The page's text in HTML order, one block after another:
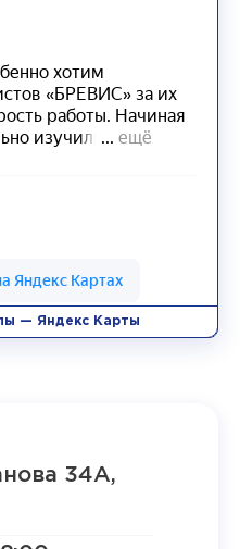
— Яндекс Карты
34А,